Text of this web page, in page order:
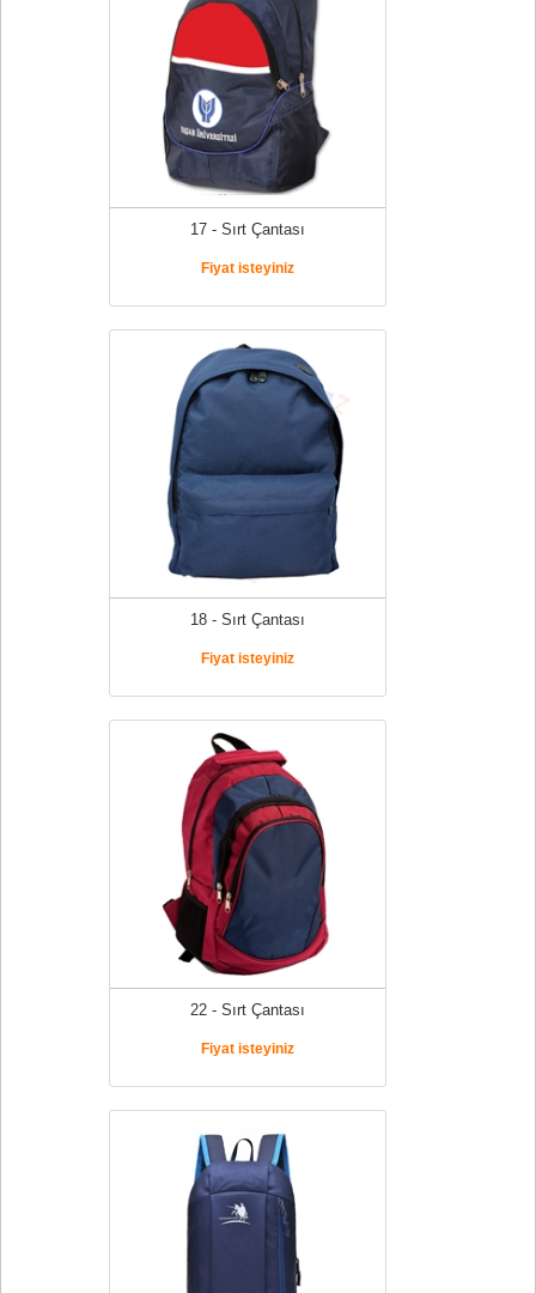
17 - Sırt Çantası
Fiyat isteyiniz
18 - Sırt Çantası
Fiyat isteyiniz
22 - Sırt Çantası
Fiyat isteyiniz